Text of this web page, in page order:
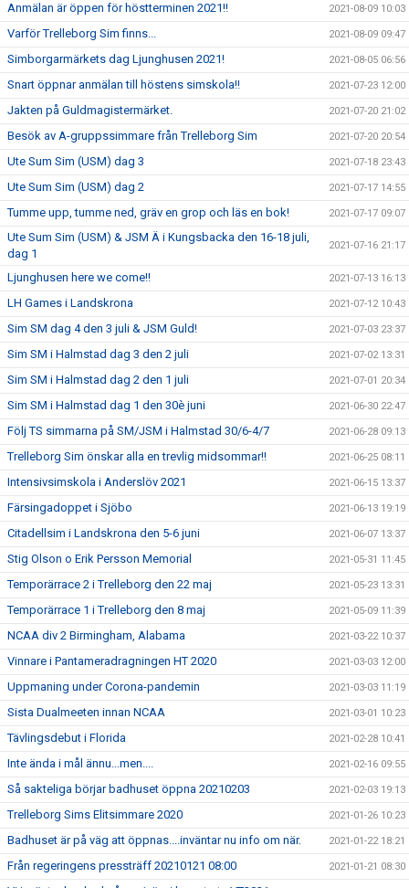
Anmälan är öppen för höstterminen 2021!! 2021-08-09 10:03
Varför Trelleborg Sim finns... 2021-08-09 09:47
Simborgarmärkets dag Ljunghusen 2021! 2021-08-05 06:56
Snart öppnar anmälan till höstens simskola!! 2021-07-23 12:00
Jakten på Guldmagistermärket. 2021-07-20 21:02
Besök av A-gruppssimmare från Trelleborg Sim 2021-07-20 20:54
Ute Sum Sim (USM) dag 3 2021-07-18 23:43
Ute Sum Sim (USM) dag 2 2021-07-17 14:55
Tumme upp, tumme ned, gräv en grop och läs en bok! 2021-07-17 09:07
Ute Sum Sim (USM) & JSM Ä i Kungsbacka den 16-18 juli,
dag 1
2021-07-16 21:17
Ljunghusen here we come!! 2021-07-13 16:13
LH Games i Landskrona 2021-07-12 10:43
Sim SM dag 4 den 3 juli & JSM Guld! 2021-07-03 23:37
Sim SM i Halmstad dag 3 den 2 juli 2021-07-02 13:31
Sim SM i Halmstad dag 2 den 1 juli 2021-07-01 20:34
Sim SM i Halmstad dag 1 den 30è juni 2021-06-30 22:47
Följ TS simmarna på SM/JSM i Halmstad 30/6-4/7 2021-06-28 09:13
Trelleborg Sim önskar alla en trevlig midsommar!! 2021-06-25 08:11
Intensivsimskola i Anderslöv 2021 2021-06-15 13:37
Färsingadoppet i Sjöbo 2021-06-13 19:19
Citadellsim i Landskrona den 5-6 juni 2021-06-07 13:37
Stig Olson o Erik Persson Memorial 2021-05-31 11:45
Temporärrace 2 i Trelleborg den 22 maj 2021-05-23 13:31
Temporärrace 1 i Trelleborg den 8 maj 2021-05-09 11:39
NCAA div 2 Birmingham, Alabama 2021-03-22 10:37
Vinnare i Pantameradragningen HT 2020 2021-03-03 12:00
Uppmaning under Corona-pandemin 2021-03-03 11:19
Sista Dualmeeten innan NCAA 2021-03-01 10:23
Tävlingsdebut i Florida 2021-02-28 10:41
Inte ända i mål ännu...men.... 2021-02-16 09:55
Så sakteliga börjar badhuset öppna 20210203 2021-02-03 19:13
Trelleborg Sims Elitsimmare 2020 2021-01-26 10:23
Badhuset är på väg att öppnas....inväntar nu info om när. 2021-01-22 18:21
Från regeringens pressträff 20210121 08:00 2021-01-21 08:30